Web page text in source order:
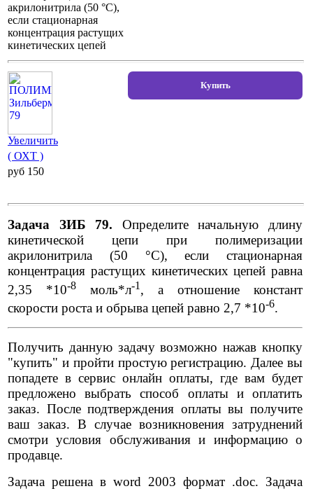
акрилонитрила (50 °С),
если стационарная
концентрация растущих
кинетических цепей
Увеличить
( ОХТ )
pуб 150
Задача ЗИБ 79. Определите начальную длину
кинетической цепи при полимеризации
акрилонитрила (50 °С), если стационарная
концентрация растущих кинетических цепей равна
2,35 *10-8 моль*л-1 , а отношение констант
скорости роста и обрыва цепей равно 2,7 *10-6.
Получить данную задачу возможно нажав кнопку
"купить" и пройти простую регистрацию. Далее вы
попадете в сервис онлайн оплаты, где вам будет
предложено выбрать способ оплаты и оплатить
заказ. После подтверждения оплаты вы получите
ваш заказ. В случае возникновения затруднений
смотри условия обслуживания и информацию о
продавце.
Задача решена в word 2003 формат .doc. Задача